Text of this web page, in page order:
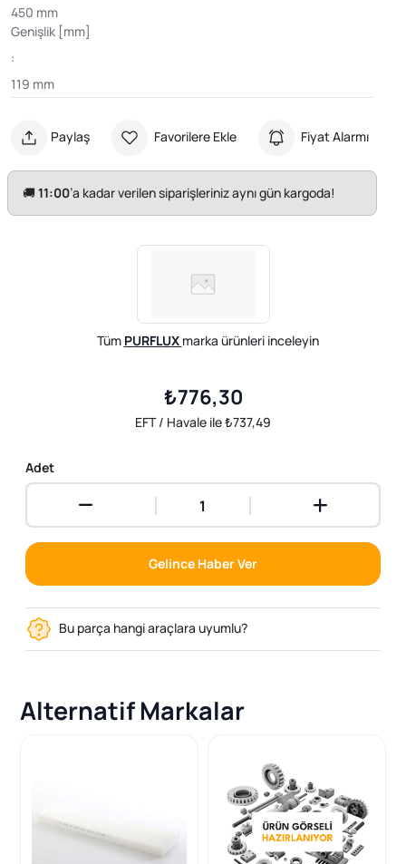
450 mm
Genişlik [mm]
:
119 mm
Paylaş Favorilere Ekle Fiyat Alarmı
🚚11:00’a kadar verilen siparişleriniz aynı gün kargoda!
Tüm PURFLUX marka ürünleri inceleyin
₺776,30
EFT / Havale ile ₺737,49
Adet
Gelince Haber Ver
Bu parça hangi araçlara uyumlu?
Alternatif Markalar